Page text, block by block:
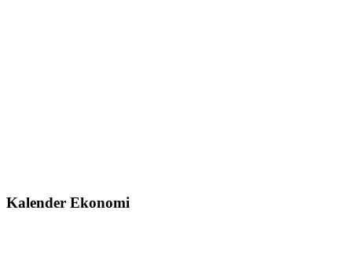
Kalender Ekonomi